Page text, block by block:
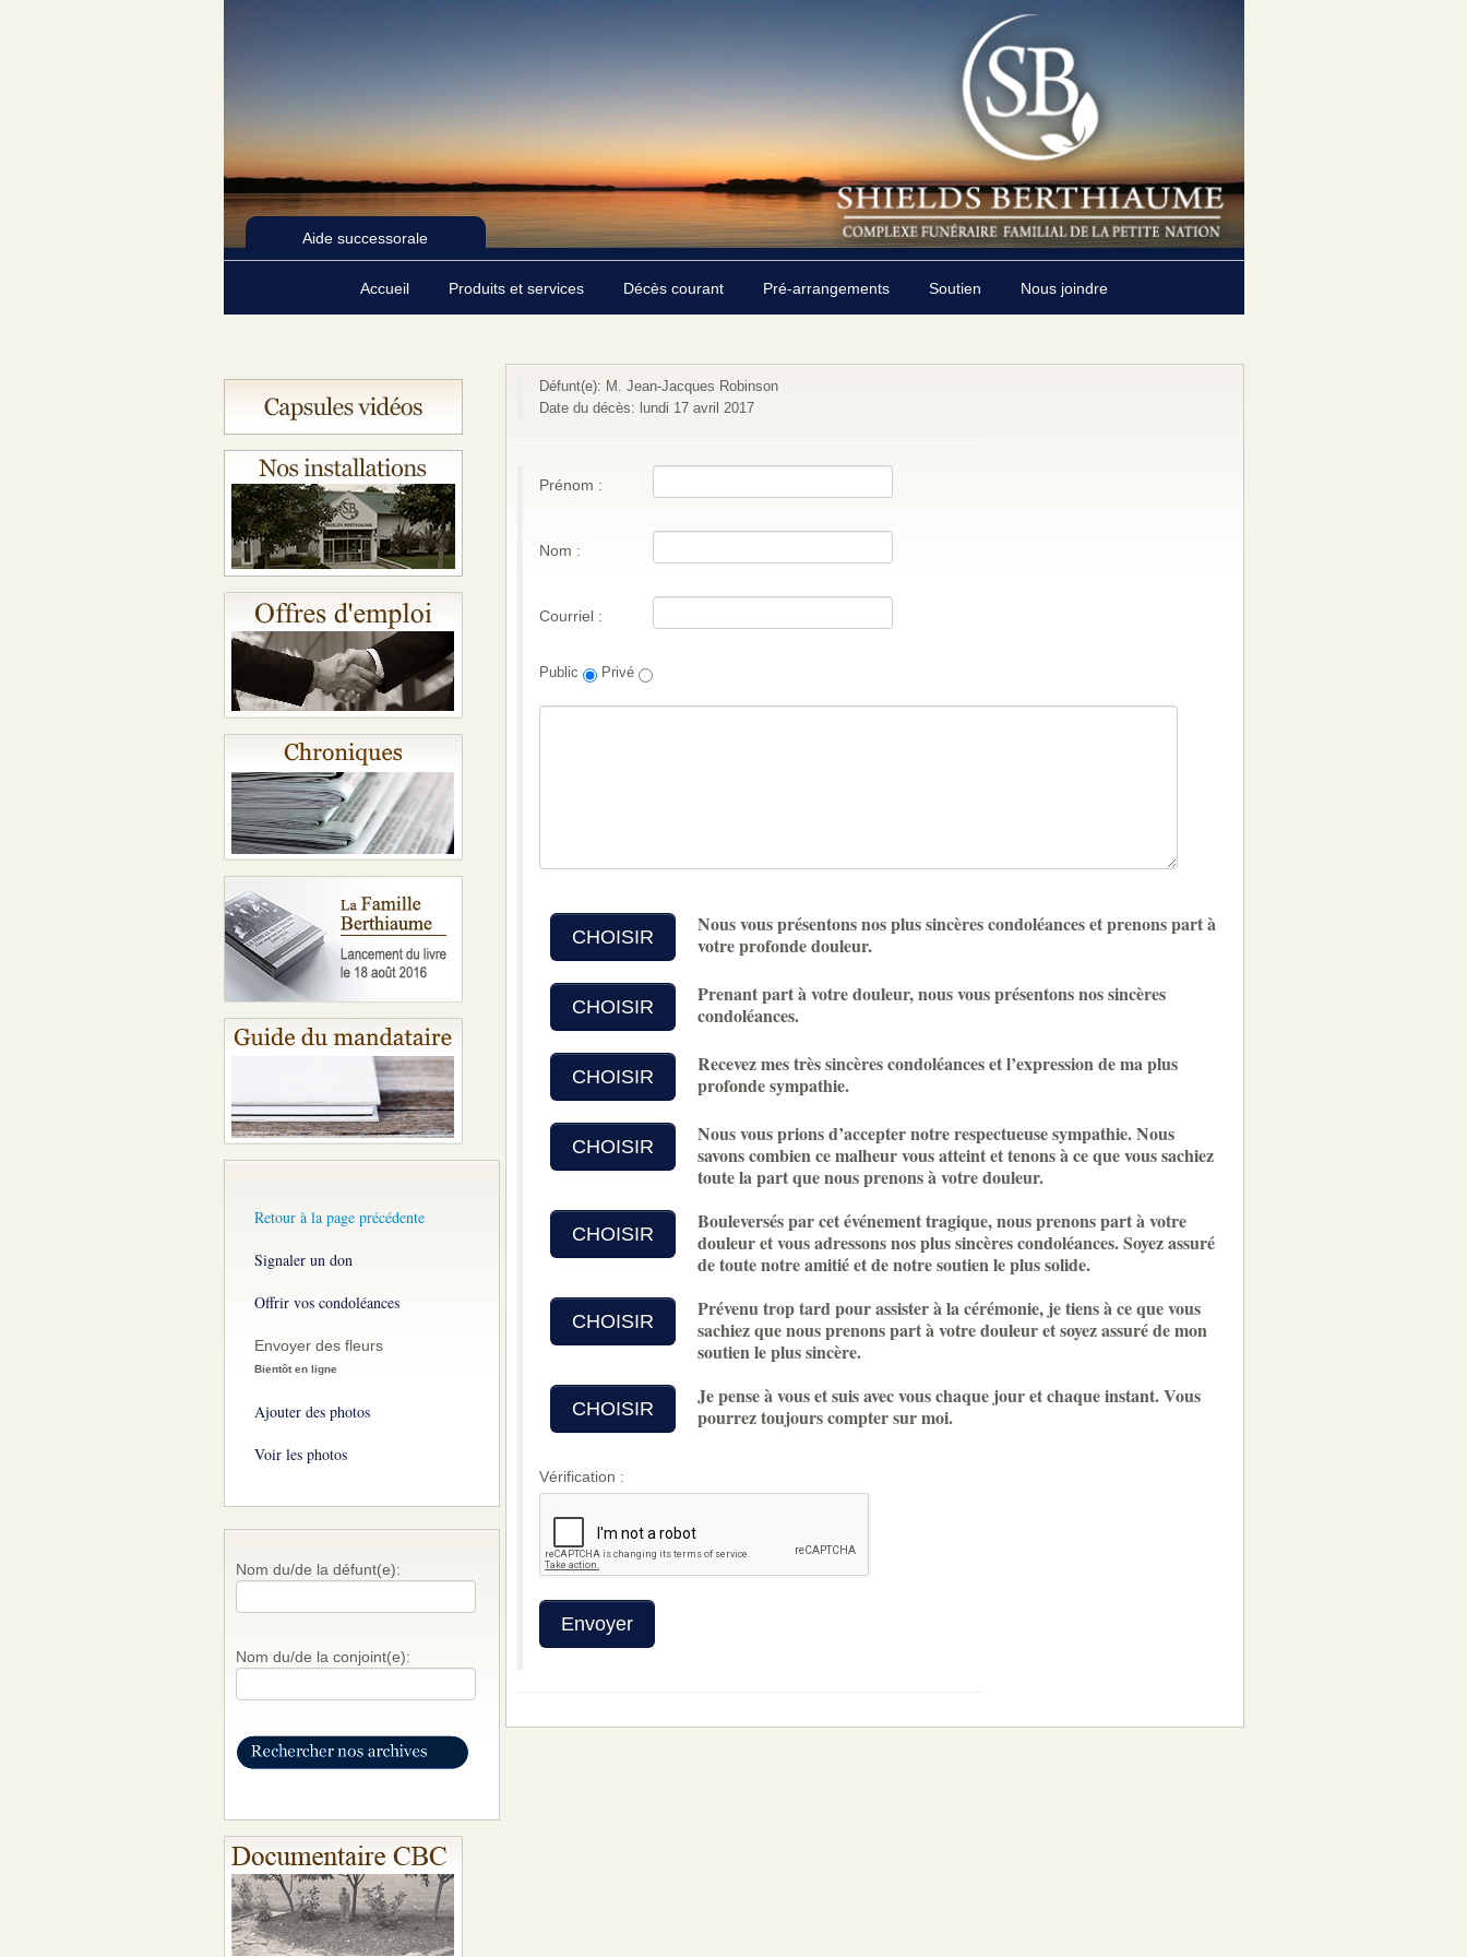
Aide successorale
Accueil Produits et services Décès courant Pré-arrangements Soutien Nous joindre
Retour à la page précédente
Signaler un don
Offrir vos condoléances
Envoyer des fleurs
Bientôt en ligne
Ajouter des photos
Voir les photos
Nom du/de la défunt(e):
Nom du/de la conjoint(e):
Défunt(e): M. Jean-Jacques Robinson
Date du décès: lundi 17 avril 2017
Prénom :
Nom :
Courriel :
Public Privé
CHOISIR
Nous vous présentons nos plus sincères condoléances et prenons part à
votre profonde douleur.
CHOISIR
Prenant part à votre douleur, nous vous présentons nos sincères
condoléances.
CHOISIR
Recevez mes très sincères condoléances et l’expression de ma plus
profonde sympathie.
CHOISIR
Nous vous prions d’accepter notre respectueuse sympathie. Nous
savons combien ce malheur vous atteint et tenons à ce que vous sachiez
toute la part que nous prenons à votre douleur.
CHOISIR
Bouleversés par cet événement tragique, nous prenons part à votre
douleur et vous adressons nos plus sincères condoléances. Soyez assuré
de toute notre amitié et de notre soutien le plus solide.
CHOISIR
Prévenu trop tard pour assister à la cérémonie, je tiens à ce que vous
sachiez que nous prenons part à votre douleur et soyez assuré de mon
soutien le plus sincère.
CHOISIR
Je pense à vous et suis avec vous chaque jour et chaque instant. Vous
pourrez toujours compter sur moi.
Vérification :